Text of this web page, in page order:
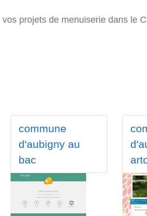
projets de menuiserie dans le
commune
d'aubigny au
bac